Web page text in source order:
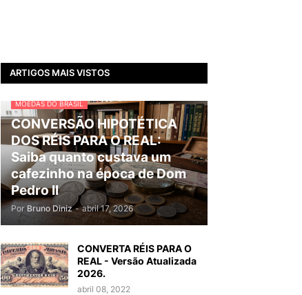
ARTIGOS MAIS VISTOS
MOEDAS DO BRASIL
CONVERSÃO HIPOTÉTICA
DOS RÉIS PARA O REAL:
Saiba quanto custava um
cafezinho na época de Dom
Pedro II
Por Bruno Diniz - abril 17, 2026
CONVERTA RÉIS PARA O
REAL - Versão Atualizada
2026.
abril 08, 2022